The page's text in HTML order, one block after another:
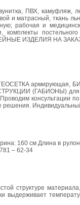
ПВХ, камуфляж,
и матрасный, ткань
рабочая и
комплекты
ИЗДЕЛИЯ НА
армирующая,
(ГАБИОНЫ) для
консультации
решения.
160 см Длина в
– 62-34
структуре
выдерживает